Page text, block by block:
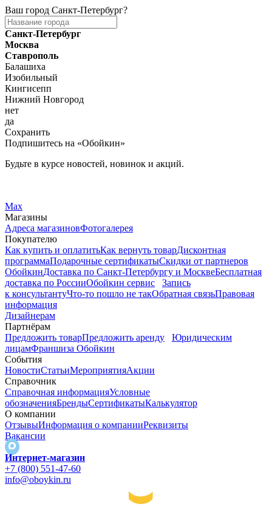
Ваш город Санкт-Петербург?
Санкт-Петербург
Москва
Ставрополь
Балашиха
Изобильный
Кингисепп
Нижний Новгород
нет
да
Сохранить
Подпишитесь на «Обойкин»
Будьте в курсе новостей, новинок и акций.
Max
Магазины
Адреса магазиновФотогалерея
Покупателю
Как купить и оплатитьКак вернуть товарДисконтная
программаПодарочные сертификатыСкидки от партнеров
ОбойкинДоставка по Санкт-Петербургу и МосквеБесплатная
доставка по РоссииОбойкин сервис
Запись
к консультантуЧто-то пошло не такОбратная связьПравовая
информация
Дизайнерам
Партнёрам
Предложить товарПредложить аренду
Юридическим
лицамФраншиза Обойкин
События
НовостиСтатьиМероприятияАкции
Справочник
Справочная информацияУсловные
обозначенияБрендыСертификатыКалькулятор
О компании
ОтзывыИнформация о компанииРеквизиты
Вакансии
Интернет-магазин
+7 (800) 551-47-60
info@oboykin.ru